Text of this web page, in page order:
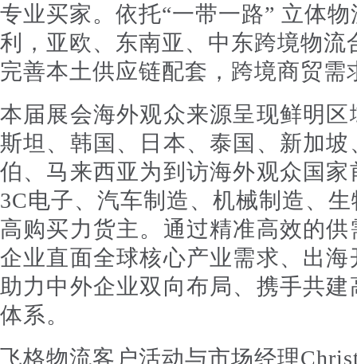
专业买家。依托“一带一路” 立体
利，亚欧、东南亚、中东跨境物
完善本土供应链配套，跨境商贸需
本届展会海外观众来源呈现鲜明
斯坦、韩国、日本、泰国、新加
伯、马来西亚为到访海外观众国
3C电子、汽车制造、机械制造、
高购买力货主。通过精准高效的
企业直面全球核心产业需求、出
助力中外企业双向布局、携手共
体系。
飞格物流客户活动与市场经理